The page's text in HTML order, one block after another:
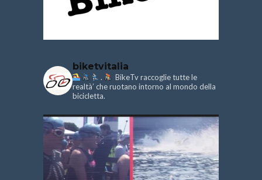
biketvitalia
.
BikeTv raccoglie tutte le
realtà’ che ruotano intorno al mondo della
bicicletta.